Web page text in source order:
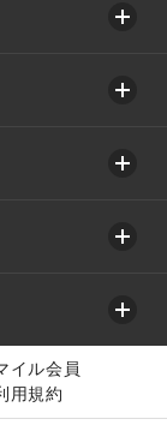
イル会員
用規約